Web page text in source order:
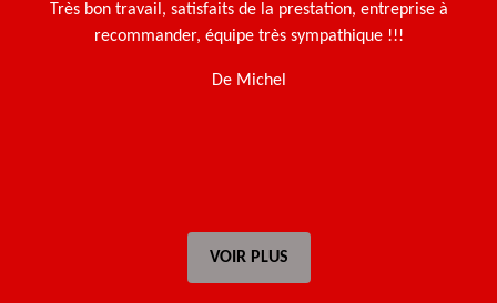
Très bon travail, satisfaits de la prestation, entreprise à
recommander, équipe très sympathique !!!
De Michel
VOIR PLUS